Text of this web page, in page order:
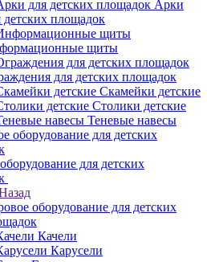
Арки
детских площадок
щиты
для детских площадок
Скамейки детские
Столики детские
Теневые навесы
для детских
оборудование для детских
Качели
Карусели